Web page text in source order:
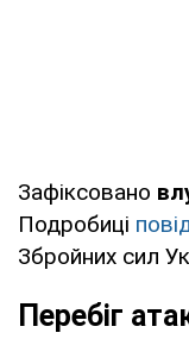
Зафіксовано
Подробиці
Збройних сил
Перебіг